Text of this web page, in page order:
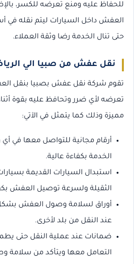
للحفاظ عليه ومنع تعرضه للكسر،
العفش داخل السيارات ليتم نقله في
حتى تنال الخدمة رضا وثقة العملاء.
نقل عفش من صبيا الي
تقوم شركة نقل عفش بصبيا بنقل
تعرضه لأي ضرر وتحافظ عليه بقوة
مميزة وذلك كما يتمثل في الآتي:
أرقام مجانية للتواصل معها في
الخدمة بكفاءة عالية.
استبدال السيارات القديمة
الثقيلة ولسرعة توصيل العفش
أوراق لسلامة وصول العفش
عند النقل من بلد لأخرى.
ضمانات عند عملية النقل حتى
التعامل معها ويتأكد من سلامة